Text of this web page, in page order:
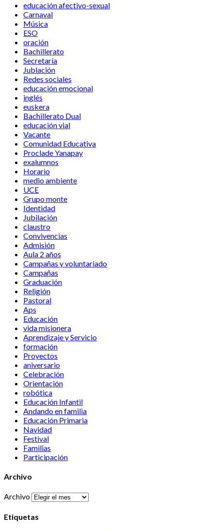
educación afectivo-sexual
Carnaval
Música
ESO
oración
Bachillerato
Secretaría
Jublación
Redes sociales
educación emocional
inglés
euskera
Bachillerato Dual
educación vial
Vacante
Comunidad Educativa
Proclade Yanapay
exalumnos
Horario
medio ambiente
UCE
Grupo monte
Identidad
Jubilación
claustro
Convivencias
Admisión
Aula 2 años
Campañas y voluntariado
Campañas
Graduación
Religión
Pastoral
Aps
Educación
vida misionera
Aprendizaje y Servicio
formación
Proyectos
aniversario
Celebración
Orientación
robótica
Educación Infantil
Andando en familia
Educación Primaria
Navidad
Festival
Familias
Participación
Archivo
Archivo
Etiquetas